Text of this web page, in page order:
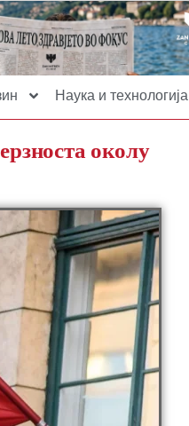
Наука и технологија
околу